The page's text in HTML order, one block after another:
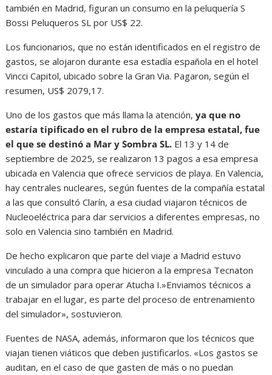
también en Madrid, figuran un consumo en la peluquería S
Bossi Peluqueros SL por US$ 22.
Los funcionarios, que no están identificados en el registro de
gastos, se alojaron durante esa estadía española en el hotel
Vincci Capitol, ubicado sobre la Gran Via. Pagaron, según el
resumen, US$ 2079,17.
Uno de los gastos que más llama la atención, ya que no
estaría tipificado en el rubro de la empresa estatal, fue
el que se destinó a Mar y Sombra SL. El 13 y 14 de
septiembre de 2025, se realizaron 13 pagos a esa empresa
ubicada en Valencia que ofrece servicios de playa. En Valencia,
hay centrales nucleares, según fuentes de la compañía estatal
a las que consultó Clarín, a esa ciudad viajaron técnicos de
Nucleoeléctrica para dar servicios a diferentes empresas, no
solo en Valencia sino también en Madrid.
De hecho explicaron que parte del viaje a Madrid estuvo
vinculado a una compra que hicieron a la empresa Tecnaton
de un simulador para operar Atucha I.»Enviamos técnicos a
trabajar en el lugar, es parte del proceso de entrenamiento
del simulador», sostuvieron.
Fuentes de NASA, además, informaron que los técnicos que
viajan tienen viáticos que deben justificarlos. «Los gastos se
auditan, en el caso de que gasten de más o no puedan